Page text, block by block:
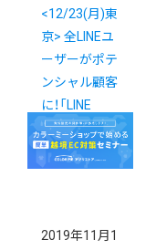
<12/23(月)東
京> 全LINEユ
ーザーがポテ
ンシャル顧客
に！「LINE
Checkout」導
入説明会
2019年11月1